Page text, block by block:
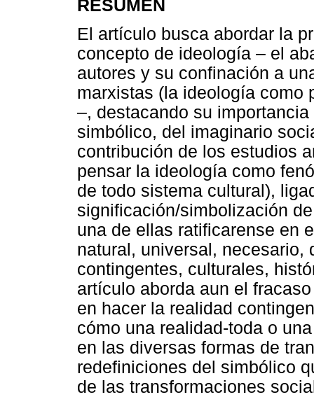
RESUMEN
El artículo busca abordar la
concepto de ideología – el
autores y su confinación a
marxistas (la ideología como
–, destacando su
simbólico, del imaginario
contribución de los estudios
pensar la ideología como
de todo sistema cultural),
significación/simbolización
una de ellas ratificarense en
natural, universal, necesario,
contingentes, culturales,
artículo aborda aun el
en hacer la realidad
cómo una realidad-toda o
en las diversas formas de
redefiniciones del simbólico
de las transformaciones